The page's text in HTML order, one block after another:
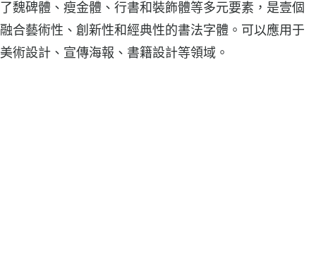
了魏碑體、瘦金體、行書和裝飾體等多元要素，是壹個
融合藝術性、創新性和經典性的書法字體。可以應用于
美術設計、宣傳海報、書籍設計等領域。